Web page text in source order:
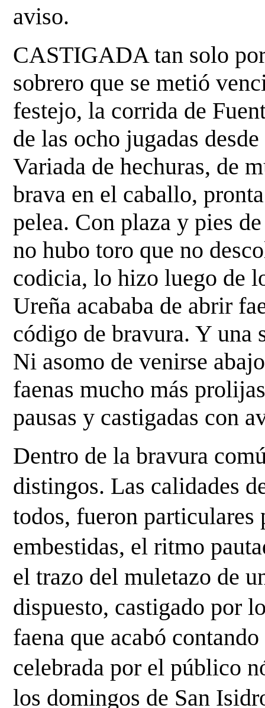
aviso.
CASTIGADA tan solo
sobrero que se metió
festejo, la corrida de
de las ocho jugadas
Variada de hechuras, de
brava en el caballo,
pelea. Con plaza y pies
no hubo toro que no
codicia, lo hizo luego de
Ureña acababa de abrir
código de bravura. Y una
Ni asomo de venirse
faenas mucho más
pausas y castigadas con
Dentro de la bravura
distingos. Las calidades
todos, fueron particulares
embestidas, el ritmo
el trazo del muletazo de
dispuesto, castigado por
faena que acabó
celebrada por el público
los domingos de San